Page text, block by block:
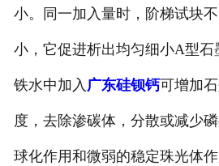
小。同一加入量时，阶梯试块
小，它促进析出均匀细小A型
铁水中加入 广东硅钡钙可增加
度，去除渗碳体，分散或减少
球化作用和微弱的稳定珠光体